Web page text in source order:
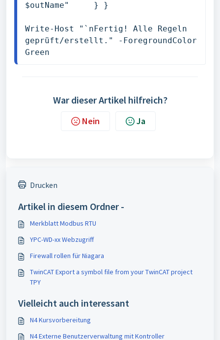
$outName"     } }
Write-Host "`nFertig! Alle Regeln
geprüft/erstellt." -ForegroundColor
Green
War dieser Artikel hilfreich?
Nein Ja
Drucken
Artikel in diesem Ordner -
Merkblatt Modbus RTU
YPC-WD-xx Webzugriff
Firewall rollen für Niagara
TwinCAT Export a symbol file from your TwinCAT project
TPY
Vielleicht auch interessant
N4 Kursvorbereitung
N4 Externe Benutzerverwaltung mit Kontroller